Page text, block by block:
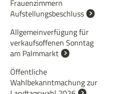
Frauenzimmern
Aufstellungsbeschluss
Allgemeinverfügung für
verkaufsoffenen Sonntag
am Palmmarkt
Öffentliche
Wahlbekanntmachung zur